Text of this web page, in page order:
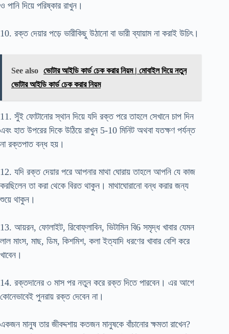
ও পানি দিয়ে পরিষ্কার রাখুন।
10. রক্ত দেয়ার পড়ে ভারীকিছু উঠানো বা ভারী ব্যায়াম না করাই উচিৎ।
See also ভোটার আইডি কার্ড চেক করার নিয়ম | মোবাইল দিয়ে নতুন
ভোটার আইডি কার্ড চেক করার নিয়ম
11. সুঁই ফোটানোর স্থান দিয়ে যদি রক্ত পরে তাহলে সেখানে চাপ দিন
এবং হাত উপরের দিকে উঠিয়ে রাখুন 5-10 মিনিট অথবা যতক্ষণ পর্যন্ত
না রক্তপাত বন্ধ হয়।
12. যদি রক্ত দেয়ার পরে আপনার মাথা ঘোরায় তাহলে আপনি যে কাজ
করছিলেন তা করা থেকে বিরত থাকুন। মাথাঘোরানো বন্ধ করার জন্য
শুয়ে থাকুন।
13. আয়রন, ফোলাইট, রিবোফ্লাবিন, ভিটামিন বি6 সমৃদ্ধ খাবার যেমন
লাল মাংস, মাছ, ডিম, কিশমিশ, কলা ইত্যাদি ধরণের খাবার বেশি করে
খাবেন।
14. রক্তদানের ৩ মাস পর নতুন করে রক্ত দিতে পারবেন। এর আগে
কোনেভাবেই পুনরায় রক্ত দেবেন না।
একজন মানুষ তার জীবদ্দশায় কতজন মানুষকে বাঁচানোর ক্ষমতা রাখেন?